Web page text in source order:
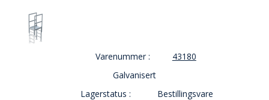
Varenummer :
43180
Galvanisert
Lagerstatus :
Bestillingsvare